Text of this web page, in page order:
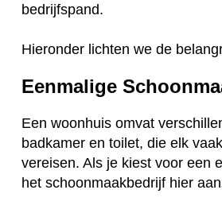
bedrijfspand.
Hieronder lichten we de
Eenmalige
Een woonhuis omvat
badkamer en toilet, die elk
vereisen. Als je kiest voor een
het schoonmaakbedrijf hier